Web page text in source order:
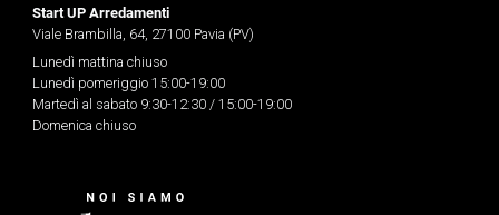
Start UP Arredamenti
Viale Brambilla, 64, 27100 Pavia (PV)
Lunedì mattina chiuso
Lunedì pomeriggio 15:00-19:00
Martedì al sabato 9:30-12:30 / 15:00-19:00
Domenica chiuso